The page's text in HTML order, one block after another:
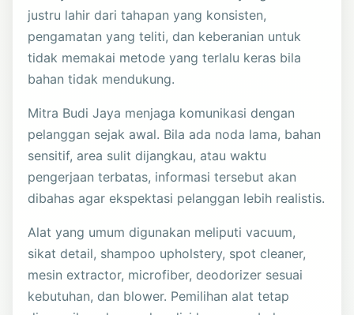
justru lahir dari tahapan yang konsisten,
pengamatan yang teliti, dan keberanian untuk
tidak memakai metode yang terlalu keras bila
bahan tidak mendukung.
Mitra Budi Jaya menjaga komunikasi dengan
pelanggan sejak awal. Bila ada noda lama, bahan
sensitif, area sulit dijangkau, atau waktu
pengerjaan terbatas, informasi tersebut akan
dibahas agar ekspektasi pelanggan lebih realistis.
Alat yang umum digunakan meliputi vacuum,
sikat detail, shampoo upholstery, spot cleaner,
mesin extractor, microfiber, deodorizer sesuai
kebutuhan, dan blower. Pemilihan alat tetap